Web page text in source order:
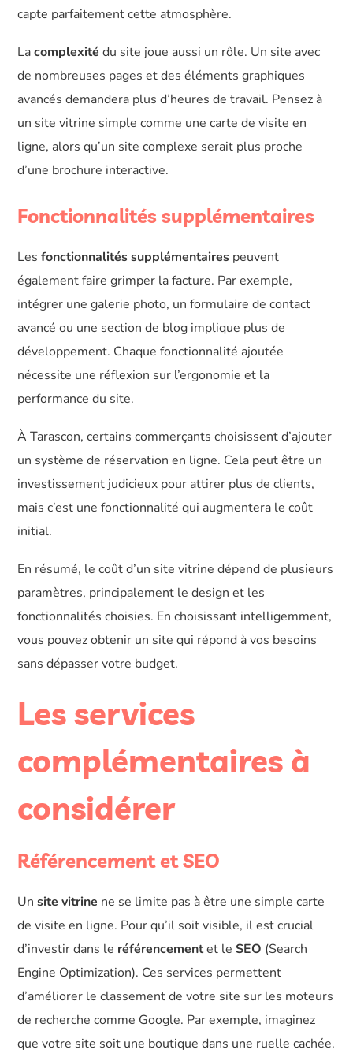
capte parfaitement cette atmosphère.
Lacomplexité du site joue aussi un rôle. Un site avec
de nombreuses pages et des éléments graphiques
avancés demandera plus d’heures de travail. Pensez à
un site vitrine simple comme une carte de visite en
ligne, alors qu’un site complexe serait plus proche
d’une brochure interactive.
Fonctionnalités supplémentaires
Lesfonctionnalités supplémentaires peuvent
également faire grimper la facture. Par exemple,
intégrer une galerie photo, un formulaire de contact
avancé ou une section de blog implique plus de
développement. Chaque fonctionnalité ajoutée
nécessite une réflexion sur l’ergonomie et la
performance du site.
À Tarascon, certains commerçants choisissent d’ajouter
un système de réservation en ligne. Cela peut être un
investissement judicieux pour attirer plus de clients,
mais c’est une fonctionnalité qui augmentera le coût
initial.
En résumé, le coût d’un site vitrine dépend de plusieurs
paramètres, principalement le design et les
fonctionnalités choisies. En choisissant intelligemment,
vous pouvez obtenir un site qui répond à vos besoins
sans dépasser votre budget.
Les services
complémentaires à
considérer
Référencement et SEO
Unsite vitrine ne se limite pas à être une simple carte
de visite en ligne. Pour qu’il soit visible, il est crucial
d’investir dans le référencementet leSEO (Search
Engine Optimization). Ces services permettent
d’améliorer le classement de votre site sur les moteurs
de recherche comme Google. Par exemple, imaginez
que votre site soit une boutique dans une ruelle cachée.